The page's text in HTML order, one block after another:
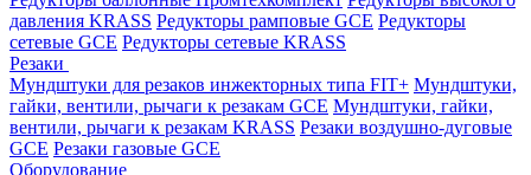
давления KRASS Редукторы рамповые GCE Редукторы
сетевые GCE Редукторы сетевые KRASS
Резаки
Мундштуки для резаков инжекторных типа FIT+ Мундштуки,
гайки, вентили, рычаги к резакам GCE Мундштуки, гайки,
вентили, рычаги к резакам KRASS Резаки воздушно-дуговые
GCE Резаки газовые GCE
Оборудование